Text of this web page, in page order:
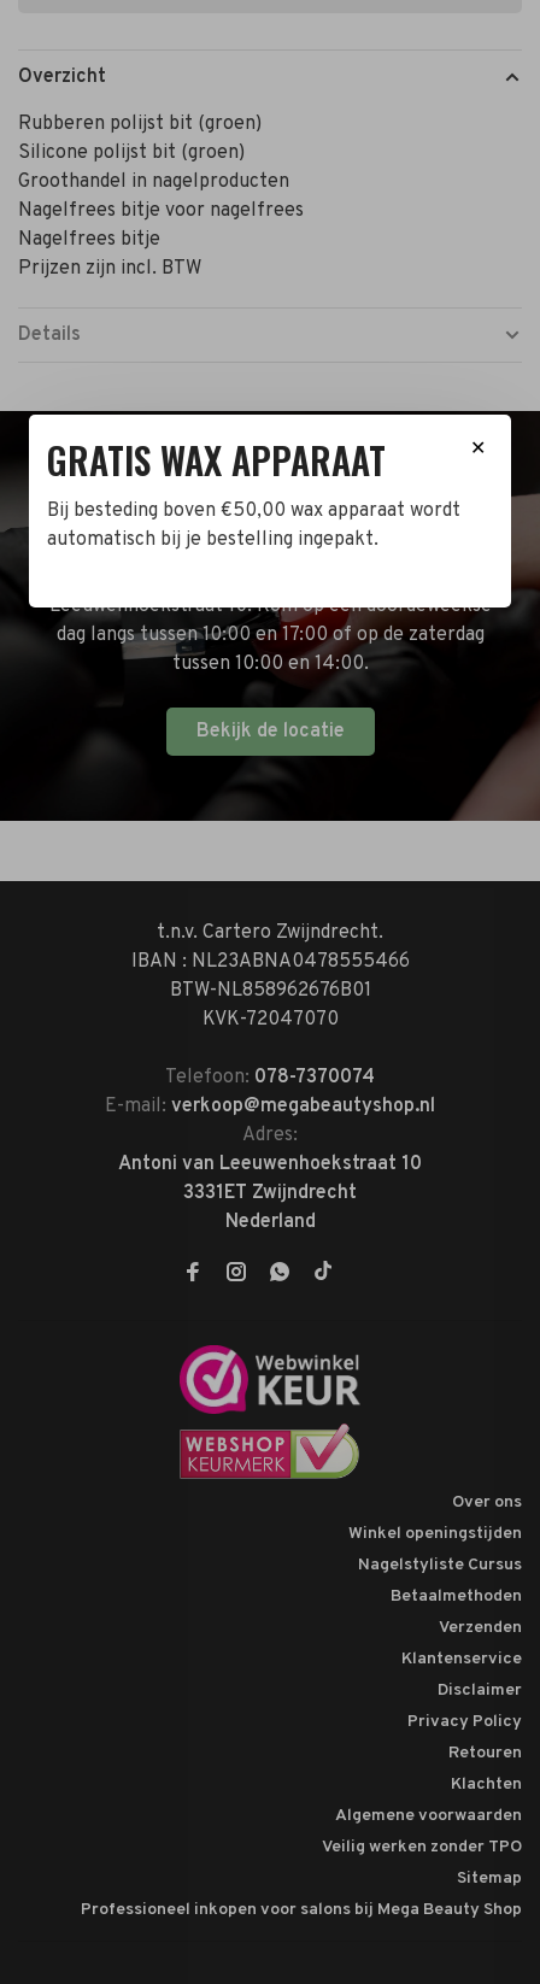
Overzicht
Rubberen polijst bit (groen)
Silicone polijst bit (groen)
Groothandel in nagelproducten
Nagelfrees bitje voor nagelfrees
Nagelfrees bitje
Prijzen zijn incl. BTW
Details
BEZOEK DE WINKEL!
Naast de online shop hebben wij ook een fysieke
Leeuwenhoekstraat 10. Kom op een doordeweekse
dag langs tussen 10:00 en 17:00 of op de zaterdag
tussen 10:00 en 14:00.
Bekijk de locatie
t.n.v. Cartero Zwijndrecht.
IBAN : NL23ABNA0478555466
BTW-NL858962676B01
KVK-72047070
Telefoon: 078-7370074
E-mail: verkoop@megabeautyshop.nl
Adres:
Antoni van Leeuwenhoekstraat 10
3331ET Zwijndrecht
Nederland
Over ons
Winkel openingstijden
Nagelstyliste Cursus
Betaalmethoden
Verzenden
Klantenservice
Disclaimer
Privacy Policy
Retouren
Klachten
Algemene voorwaarden
Veilig werken zonder TPO
Sitemap
Professioneel inkopen voor salons bij Mega Beauty Shop
✕
GRATIS WAX APPARAAT
Bij besteding boven €50,00 wax apparaat wordt
automatisch bij je bestelling ingepakt.